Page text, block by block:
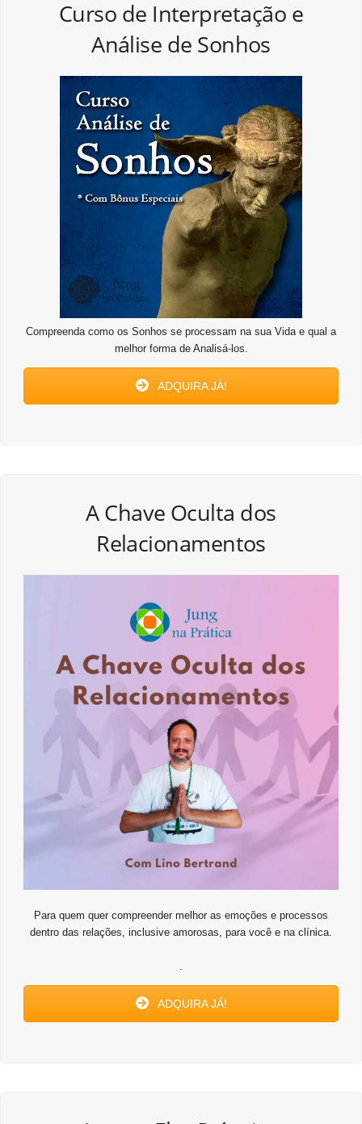
Curso de Interpretação e
Análise de Sonhos
Compreenda como os Sonhos se processam na sua Vida e qual a
melhor forma de Analisá-los.
ADQUIRA JÁ!
A Chave Oculta dos
Relacionamentos
Para quem quer compreender melhor as emoções e processos
dentro das relações, inclusive amorosas, para você e na clínica.
ADQUIRA JÁ!